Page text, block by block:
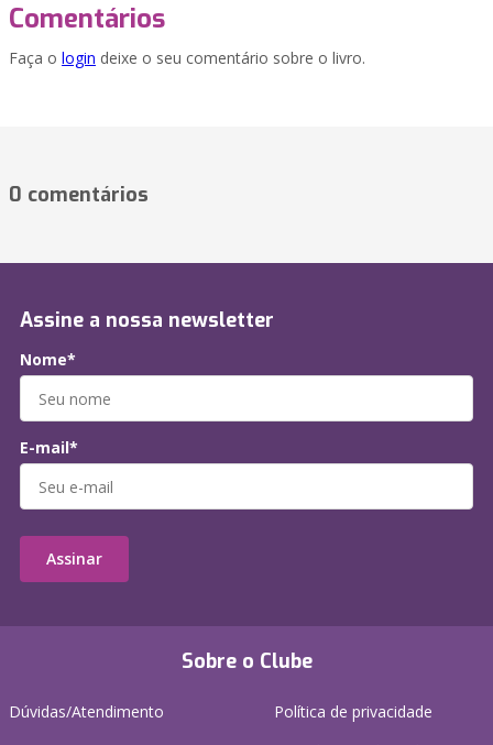
Comentários
Faça o login deixe o seu comentário sobre o livro.
0 comentários
Sobre o Clube
Dúvidas/Atendimento
Política de privacidade
Assine a nossa newsletter
Nome*
E-mail*
Assinar